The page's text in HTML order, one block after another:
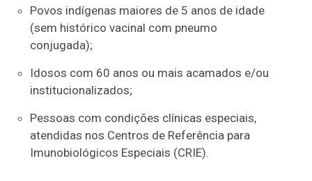
Povos indígenas maiores de 5 anos de idade
(sem histórico vacinal com pneumo
conjugada);
Idosos com 60 anos ou mais acamados e/ou
institucionalizados;
Pessoas com condições clínicas especiais,
atendidas nos Centros de Referência para
Imunobiológicos Especiais (CRIE).